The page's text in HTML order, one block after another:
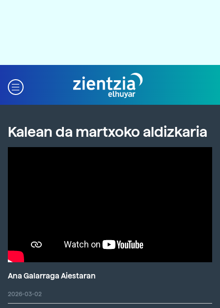
Kalean da martxoko aldizkaria
Ana Galarraga Aiestaran
2026-03-02